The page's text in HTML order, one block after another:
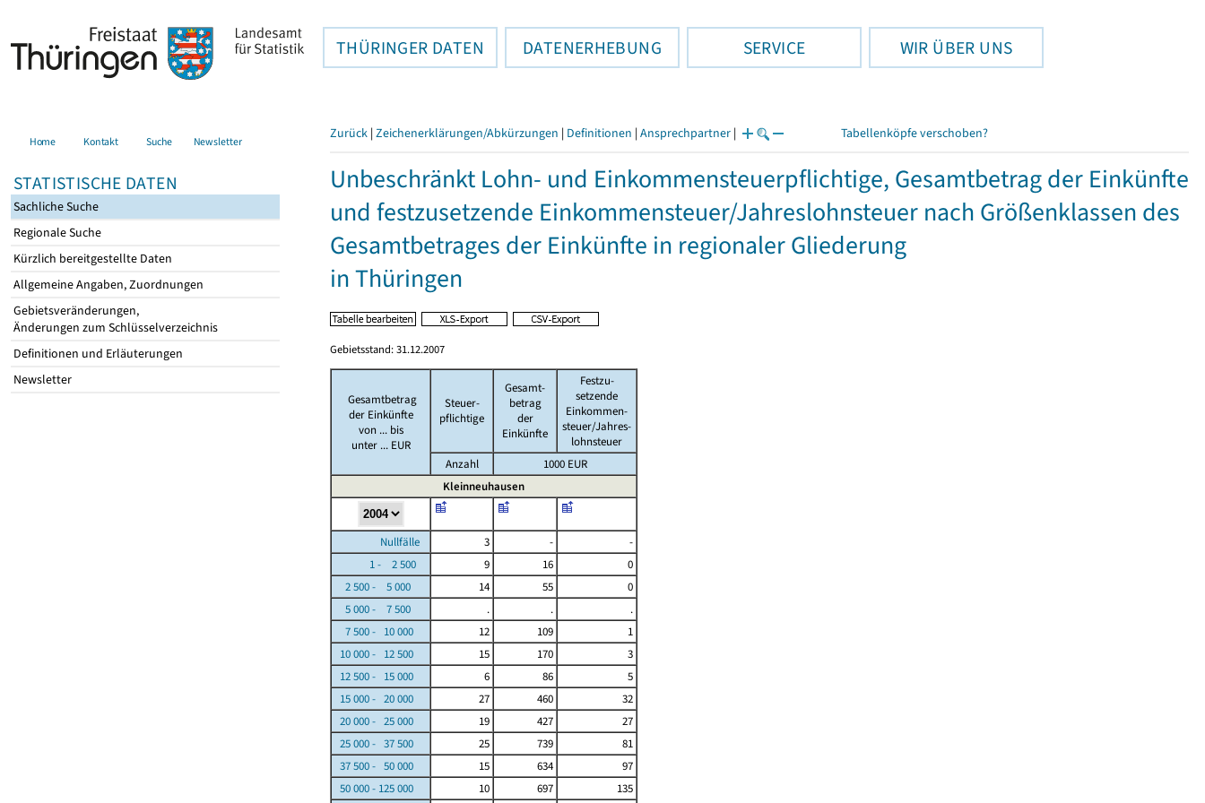
THÜRINGER DATEN DATENERHEBUNG SERVICE WIR ÜBER UNS
Home Kontakt Suche Newsletter
STATISTISCHE DATEN
Sachliche Suche
Regionale Suche
Kürzlich bereitgestellte Daten
Allgemeine Angaben, Zuordnungen
Gebietsveränderungen,
Änderungen zum Schlüsselverzeichnis
Definitionen und Erläuterungen
Newsletter
Zurück | Zeichenerklärungen/Abkürzungen | Definitionen | Ansprechpartner | Tabellenköpfe verschoben?
Unbeschränkt Lohn- und Einkommensteuerpflichtige, Gesamtbetrag der Einkünfte
und festzusetzende Einkommensteuer/Jahreslohnsteuer nach Größenklassen des
Gesamtbetrages der Einkünfte in regionaler Gliederung
in Thüringen
Gebietsstand: 31.12.2007
Gesamtbetrag
der Einkünfte
von ... bis
unter ... EUR
Steuer-
pflichtige
Gesamt-
betrag
der
Einkünfte
Festzu-
setzende
Einkommen-
steuer/Jahres-
lohnsteuer
Anzahl
1000 EUR
Kleinneuhausen
Nullfälle 3 -
-
1 - 2 500
9 16
0
2 500 - 5 000
14 55
0
5 000 - 7 500
. .
.
7 500 - 10 000
12 109
1
10 000 - 12 500
15 170
3
12 500 - 15 000
6 86
5
15 000 - 20 000
27 460
32
20 000 - 25 000
19 427
27
25 000 - 37 500
25 739
81
37 500 - 50 000
15 634
97
50 000 - 125 000
10 697 135